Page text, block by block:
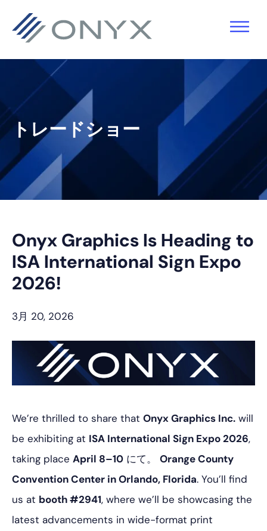
ー
シ
ン
ッ
プ
バ
ー
ス
ス
キ
プ
トレードショー
Onyx Graphics Is Heading to
ISA International Sign Expo
2026!
3月 20, 2026
We’re thrilled to share that Onyx Graphics Inc. will
be exhibiting at ISA International Sign Expo 2026,
taking place April 8–10 にて。 Orange County
Convention Center in Orlando, Florida. You’ll find
us at booth #2941, where we’ll be showcasing the
latest advancements in wide-format print